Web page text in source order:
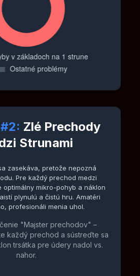
Zlé Prechody
Strunami
zasekáva, pretože nepozná
Pre každý prechod medzi
optimálny mikro-pohyb a náklon
plynulú a čistú hru. Amatéri
profesionáli menia uhol.
"Majster prechodov" –
každý prechod a sústreďte sa
trsátka pre údery nadol vs.
nahor.